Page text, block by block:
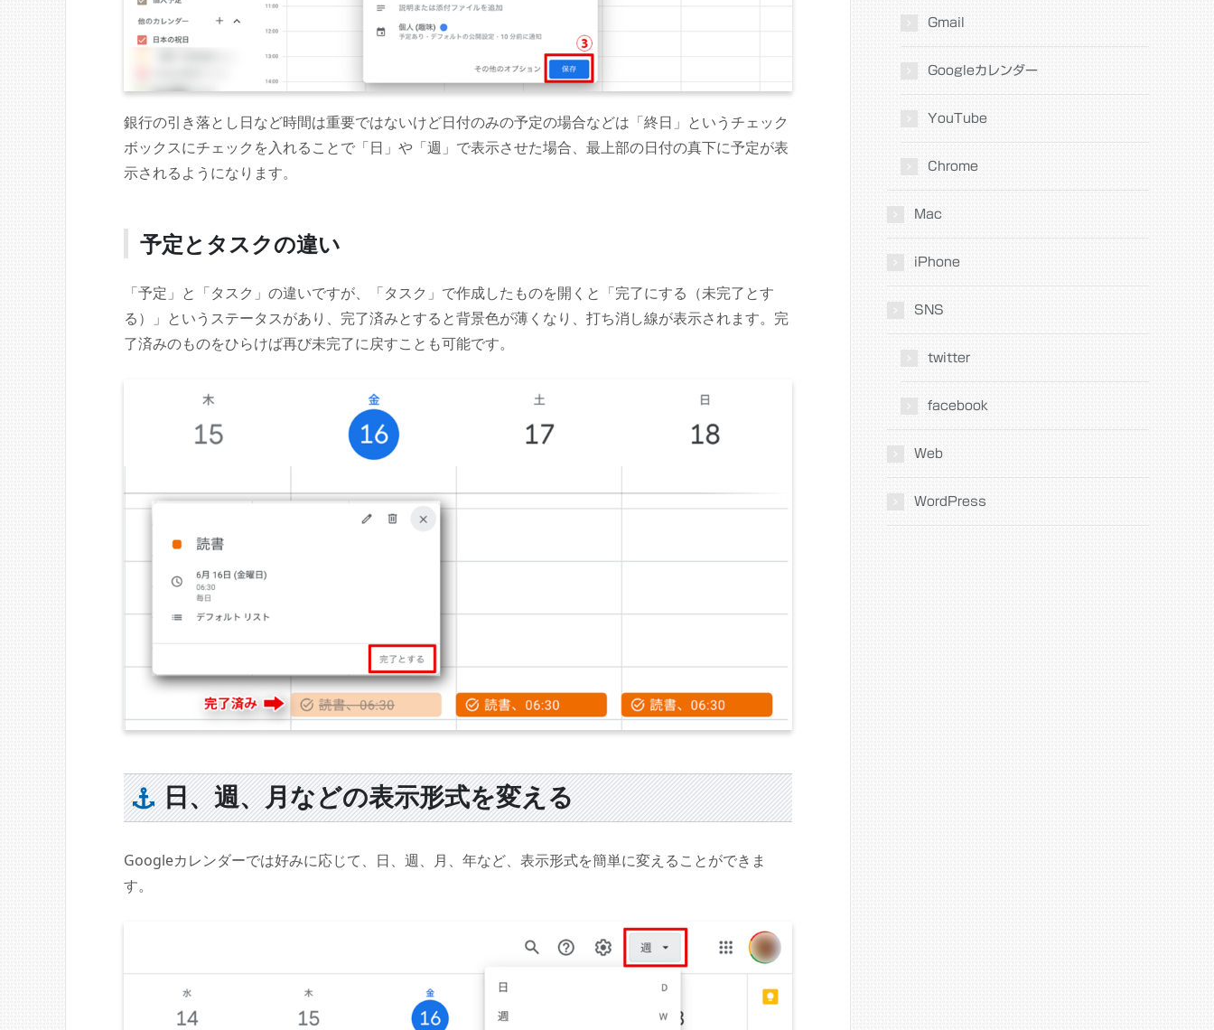
銀行の引き落とし日など時間は重要ではないけど日付のみの予定の場合などは「終日」というチェック
ボックスにチェックを入れることで「日」や「週」で表示させた場合、最上部の日付の真下に予定が表
示されるようになります。
予定とタスクの違い
「予定」と「タスク」の違いですが、「タスク」で作成したものを開くと「完了にする（未完了とす
る）」というステータスがあり、完了済みとすると背景色が薄くなり、打ち消し線が表示されます。完
了済みのものをひらけば再び未完了に戻すことも可能です。
日、週、月などの表示形式を変える
Googleカレンダーでは好みに応じて、日、週、月、年など、表示形式を簡単に変えることができま
す。
Gmail
Googleカレンダー
YouTube
Chrome
Mac
iPhone
SNS
twitter
facebook
Web
WordPress